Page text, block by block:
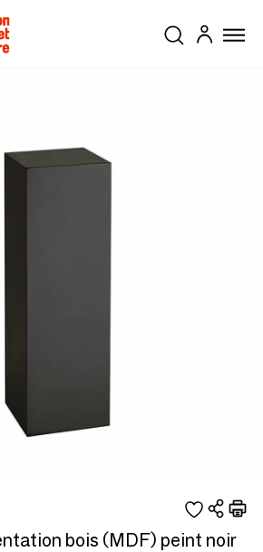
bois (MDF) peint noir